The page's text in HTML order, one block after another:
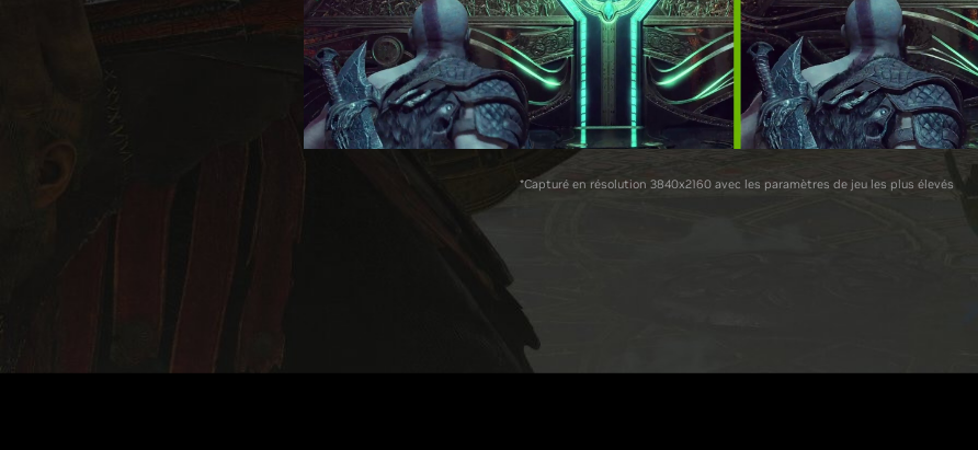
*Capturé en résolution 3840x2160 avec les paramètres de jeu les plus élevés